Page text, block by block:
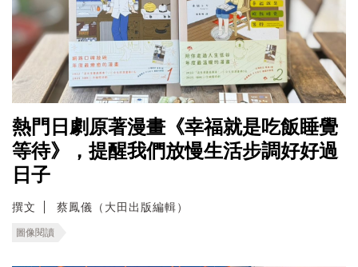
熱門日劇原著漫畫《幸福就是吃飯睡覺
等待》，提醒我們放慢生活步調好好過
日子
撰文 蔡鳳儀（大田出版編輯）
圖像閱讀